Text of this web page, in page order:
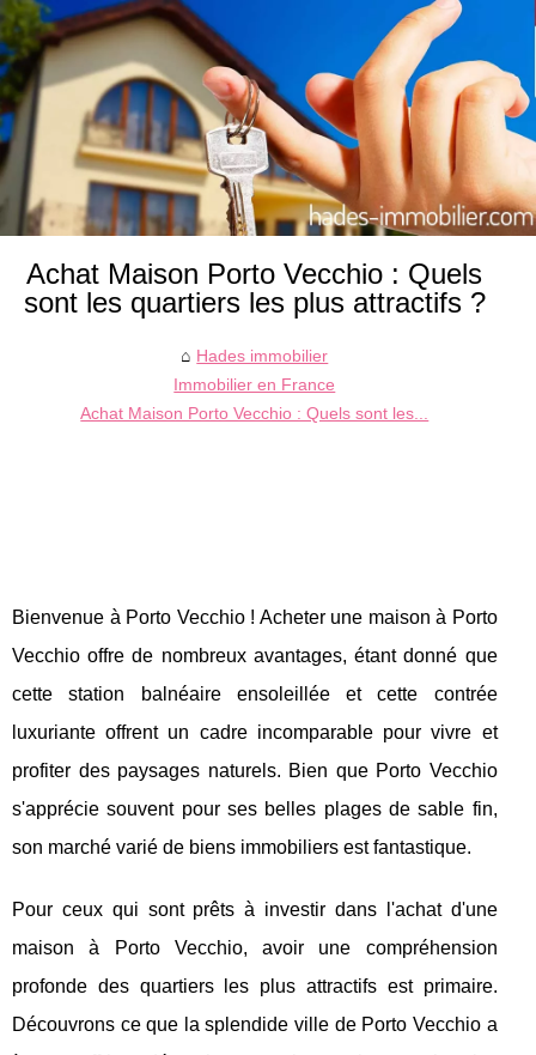
Achat Maison Porto Vecchio : Quels
sont les quartiers les plus attractifs ?
Hades immobilier
Immobilier en France
Achat Maison Porto Vecchio : Quels sont les...
Bienvenue à Porto Vecchio ! Acheter une maison à Porto
Vecchio offre de nombreux avantages, étant donné que
cette station balnéaire ensoleillée et cette contrée
luxuriante offrent un cadre incomparable pour vivre et
profiter des paysages naturels. Bien que Porto Vecchio
s'apprécie souvent pour ses belles plages de sable fin,
son marché varié de biens immobiliers est fantastique.
Pour ceux qui sont prêts à investir dans l'achat d'une
maison à Porto Vecchio, avoir une compréhension
profonde des quartiers les plus attractifs est primaire.
Découvrons ce que la splendide ville de Porto Vecchio a